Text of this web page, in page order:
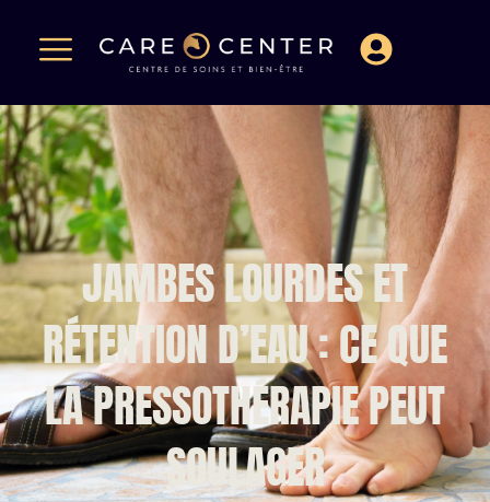
JAMBES LOURDES ET
RÉTENTION D’EAU : CE QUE
LA PRESSOTHÉRAPIE PEUT
SOULAGER